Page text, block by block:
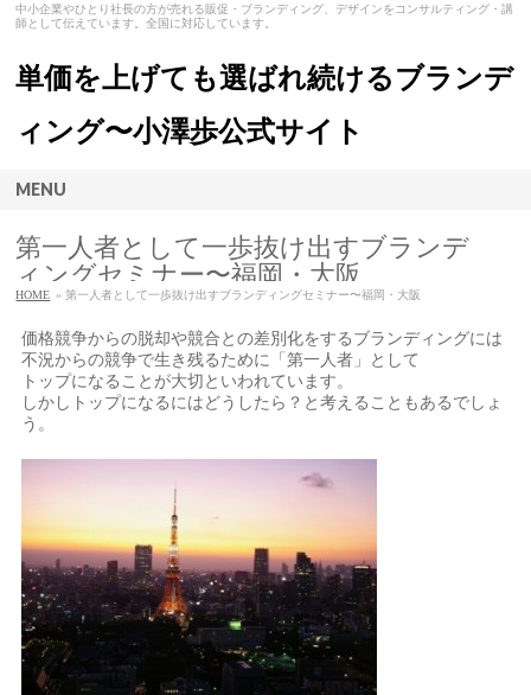
中小企業やひとり社長の方が売れる販促・ブランディング、デザインをコンサルティング・講
師として伝えています。全国に対応しています。
単価を上げても選ばれ続けるブランデ
ィング〜小澤歩公式サイト
MENU
第一人者として一歩抜け出すブランデ
ィングセミナー〜福岡・大阪
HOME » 第一人者として一歩抜け出すブランディングセミナー〜福岡・大阪
価格競争からの脱却や競合との差別化をするブランディングには
不況からの競争で生き残るために「第一人者」として
トップになることが大切といわれています。
しかしトップになるにはどうしたら？と考えることもあるでしょ
う。